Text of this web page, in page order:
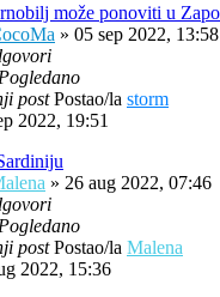
može ponoviti u
» 05 sep 2022, 13:58
Pogledano
postPostao/la storm
2022, 19:51
» 26 aug 2022, 07:46
Pogledano
postPostao/la Malena
2022, 15:36